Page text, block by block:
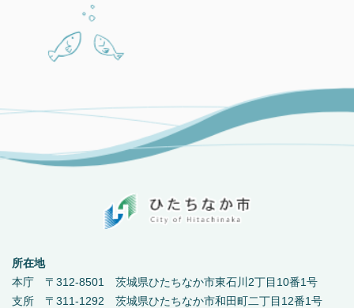
所在地
本庁 〒312-8501 茨城県ひたちなか市東石川2丁目10番1号
支所 〒311-1292 茨城県ひたちなか市和田町二丁目12番1号